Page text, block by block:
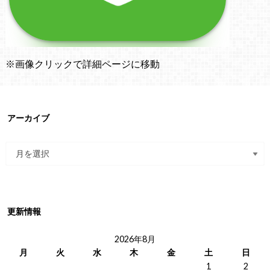
※画像クリックで詳細ページに移動
アーカイブ
更新情報
2026年8月
月
火 水 木 金 土
日
1
2